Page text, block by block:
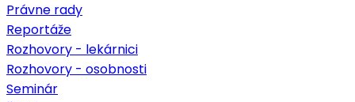
Právne rady
Reportáže
Rozhovory - lekárnici
Rozhovory - osobnosti
Seminár